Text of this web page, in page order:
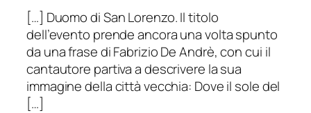
[…] Duomo di San Lorenzo. Il titolo
dell’evento prende ancora una volta spunto
da una frase di Fabrizio De Andrè, con cui il
cantautore partiva a descrivere la sua
immagine della città vecchia: Dove il sole del
[…]